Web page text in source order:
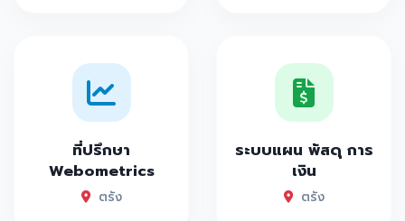
ที่ปรึกษา
Webometrics
ตรัง
ระบบแผน พัสดุ การ
เงิน
ตรัง